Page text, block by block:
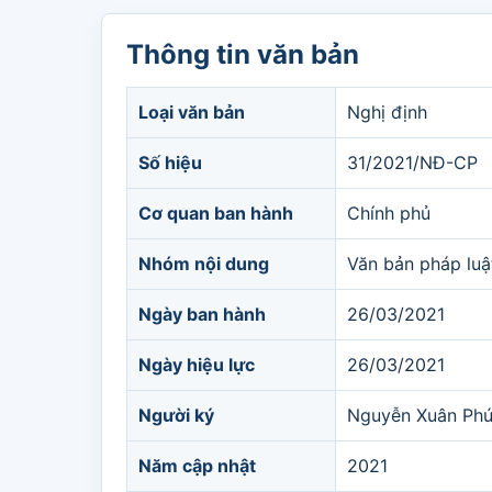
Thông tin văn bản
Loại văn bản Nghị định
Số hiệu 31/2021/NĐ-CP
Cơ quan ban hành Chính phủ
Nhóm nội dung Văn bản pháp
Ngày ban hành 26/03/2021
Ngày hiệu lực 26/03/2021
Người ký Nguyễn Xuân
Năm cập nhật 2021